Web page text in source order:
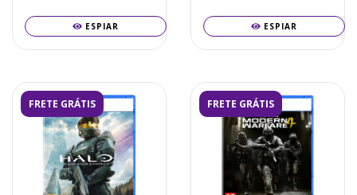
ESPIAR ESPIAR
FRETE GRÁTIS FRETE GRÁTIS